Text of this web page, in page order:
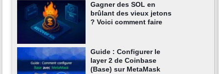
Gagner des SOL en
brûlant des vieux jetons
? Voici comment faire
Guide : Configurer le
layer 2 de Coinbase
(Base) sur MetaMask